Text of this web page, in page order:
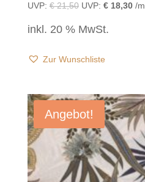
UVP: €21,50 UVP: €18,30/m
inkl. 20 % MwSt.
Zur Wunschliste
Angebot!